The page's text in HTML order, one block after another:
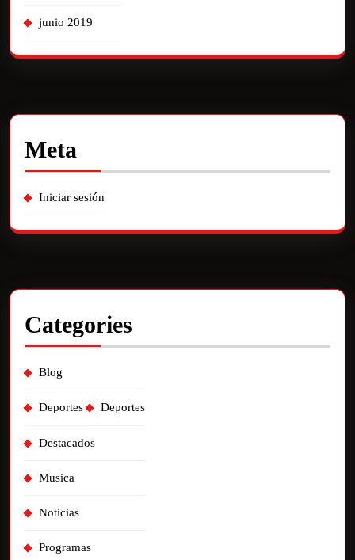
junio 2019
Meta
Iniciar sesión
Categories
Blog
Deportes Deportes
Destacados
Musica
Noticias
Programas